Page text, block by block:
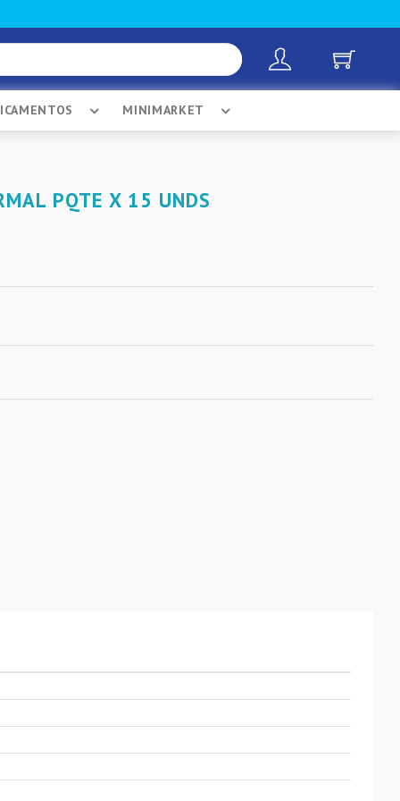
MINIMARKET
PQTE X 15 UNDS